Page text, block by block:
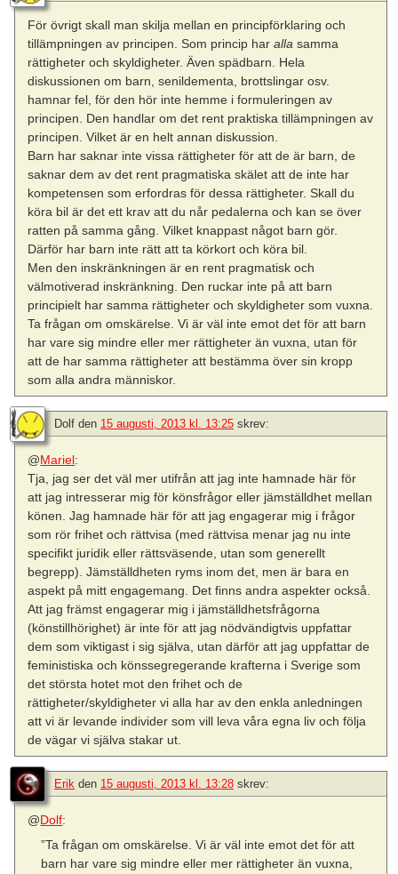
För övrigt skall man skilja mellan en principförklaring och
tillämpningen av principen. Som princip haralla samma
rättigheter och skyldigheter. Även spädbarn. Hela
diskussionen om barn, senildementa, brottslingar osv.
hamnar fel, för den hör inte hemme i formuleringen av
principen. Den handlar om det rent praktiska tillämpningen av
principen. Vilket är en helt annan diskussion.
Barn har saknar inte vissa rättigheter för att de är barn, de
saknar dem av det rent pragmatiska skälet att de inte har
kompetensen som erfordras för dessa rättigheter. Skall du
köra bil är det ett krav att du når pedalerna och kan se över
ratten på samma gång. Vilket knappast något barn gör.
Därför har barn inte rätt att ta körkort och köra bil.
Men den inskränkningen är en rent pragmatisk och
välmotiverad inskränkning. Den ruckar inte på att barn
principielt har samma rättigheter och skyldigheter som vuxna.
Ta frågan om omskärelse. Vi är väl inte emot det för att barn
har vare sig mindre eller mer rättigheter än vuxna, utan för
att de har samma rättigheter att bestämma över sin kropp
som alla andra människor.
Dolf den 15 augusti, 2013 kl. 13:25 skrev:
@Mariel:
Tja, jag ser det väl mer utifrån att jag inte hamnade här för
att jag intresserar mig för könsfrågor eller jämställdhet mellan
könen. Jag hamnade här för att jag engagerar mig i frågor
som rör frihet och rättvisa (med rättvisa menar jag nu inte
specifikt juridik eller rättsväsende, utan som generellt
begrepp). Jämställdheten ryms inom det, men är bara en
aspekt på mitt engagemang. Det finns andra aspekter också.
Att jag främst engagerar mig i jämställdhetsfrågorna
(könstillhörighet) är inte för att jag nödvändigtvis uppfattar
dem som viktigast i sig själva, utan därför att jag uppfattar de
feministiska och könssegregerande krafterna i Sverige som
det största hotet mot den frihet och de
rättigheter/skyldigheter vi alla har av den enkla anledningen
att vi är levande individer som vill leva våra egna liv och följa
de vägar vi själva stakar ut.
Erik den 15 augusti, 2013 kl. 13:28 skrev:
@Dolf:
”Ta frågan om omskärelse. Vi är väl inte emot det för att
barn har vare sig mindre eller mer rättigheter än vuxna,